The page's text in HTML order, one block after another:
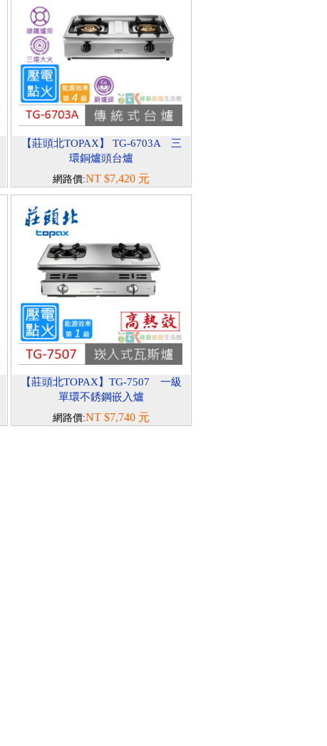
【莊頭北TOPAX】 TG-6703A 三
環銅爐頭台爐
網路價:NT $7,420 元
【莊頭北TOPAX】TG-7507 一級
單環不銹鋼嵌入爐
網路價:NT $7,740 元